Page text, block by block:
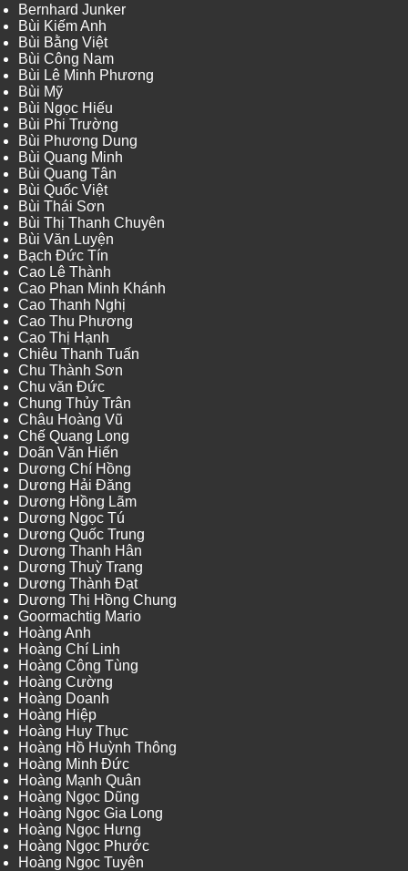
Bernhard Junker
Bùi Kiếm Anh
Bùi Bằng Việt
Bùi Công Nam
Bùi Lê Minh Phương
Bùi Mỹ
Bùi Ngọc Hiếu
Bùi Phi Trường
Bùi Phương Dung
Bùi Quang Minh
Bùi Quang Tân
Bùi Quốc Việt
Bùi Thái Sơn
Bùi Thị Thanh Chuyên
Bùi Văn Luyện
Bạch Đức Tín
Cao Lê Thành
Cao Phan Minh Khánh
Cao Thanh Nghị
Cao Thu Phương
Cao Thị Hạnh
Chiêu Thanh Tuấn
Chu Thành Sơn
Chu văn Đức
Chung Thủy Trân
Châu Hoàng Vũ
Chế Quang Long
Doãn Văn Hiến
Dương Chí Hồng
Dương Hải Đăng
Dương Hồng Lãm
Dương Ngọc Tú
Dương Quốc Trung
Dương Thanh Hân
Dương Thuỳ Trang
Dương Thành Đạt
Dương Thị Hồng Chung
Goormachtig Mario
Hoàng Anh
Hoàng Chí Linh
Hoàng Công Tùng
Hoàng Cường
Hoàng Doanh
Hoàng Hiệp
Hoàng Huy Thục
Hoàng Hồ Huỳnh Thông
Hoàng Minh Đức
Hoàng Mạnh Quân
Hoàng Ngọc Dũng
Hoàng Ngọc Gia Long
Hoàng Ngọc Hưng
Hoàng Ngọc Phước
Hoàng Ngọc Tuyên